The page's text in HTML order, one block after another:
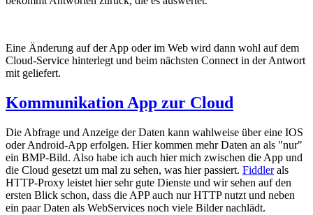
Eine Änderung auf der App oder im Web wird dann wohl auf dem
Cloud-Service hinterlegt und beim nächsten Connect in der Antwort
mit geliefert.
Kommunikation App zur Cloud
Die Abfrage und Anzeige der Daten kann wahlweise über eine IOS
oder Android-App erfolgen. Hier kommen mehr Daten an als "nur"
ein BMP-Bild. Also habe ich auch hier mich zwischen die App und
die Cloud gesetzt um mal zu sehen, was hier passiert. Fiddlerals
HTTP-Proxy leistet hier sehr gute Dienste und wir sehen auf den
ersten Blick schon, dass die APP auch nur HTTP nutzt und neben
ein paar Daten als WebServices noch viele Bilder nachlädt.